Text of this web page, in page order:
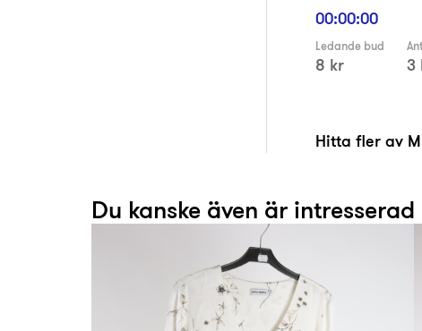
00:00:00
Ledande bud
8 kr 3
Hitta fler av
Du kanske även är